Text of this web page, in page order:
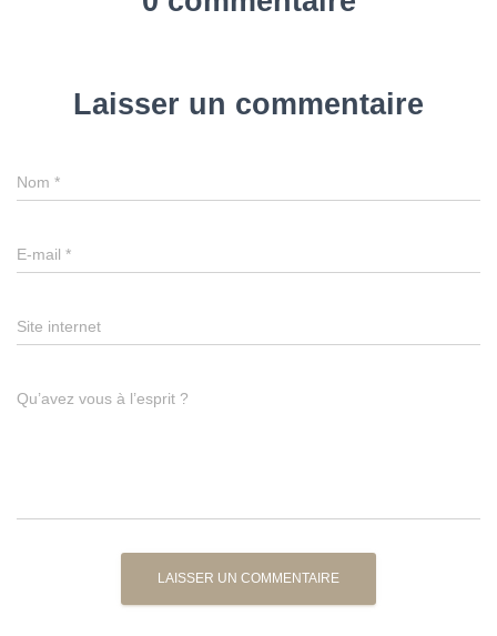
Laisser un commentaire
Nom *
E-mail *
Site internet
Qu’avez vous à l’esprit ?